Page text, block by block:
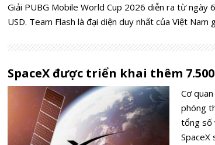
Giải PUBG Mobile World Cup 2026 diễn ra từ
USD. Team Flash là đại diện duy nhất của Việt
SpaceX được triển khai thêm
Cơ
phóng
tổng số
SpaceX